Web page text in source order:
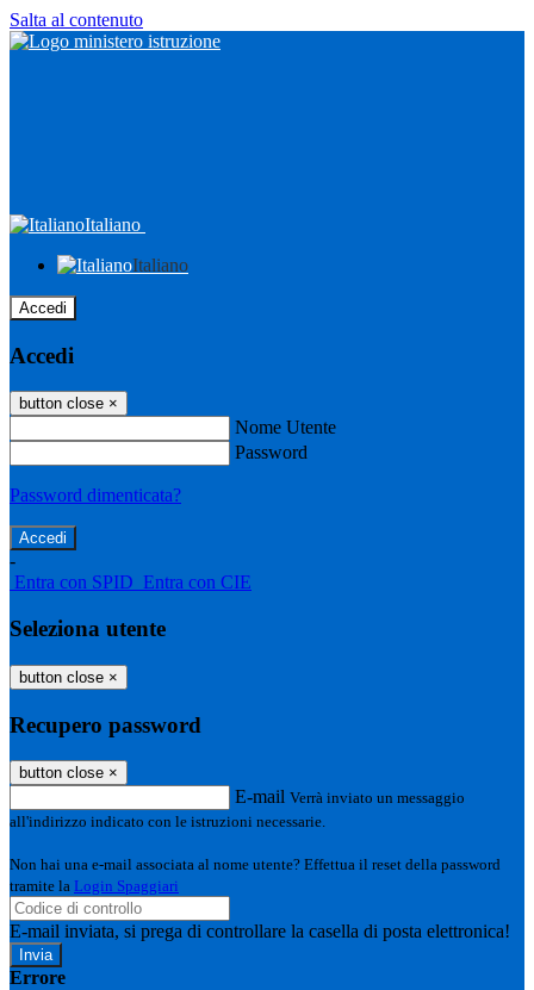
Salta al contenuto
Italiano
Italiano
Accedi
Accedi
button close ×
Nome Utente
Password
Password dimenticata?
-
Entra con SPID Entra con CIE
Seleziona utente
button close ×
Recupero password
button close ×
E-mail Verrà inviato un messaggio
all'indirizzo indicato con le istruzioni necessarie.
Non hai una e-mail associata al nome utente? Effettua il reset della password
tramite la Login Spaggiari
E-mail inviata, si prega di controllare la casella di posta elettronica!
Errore